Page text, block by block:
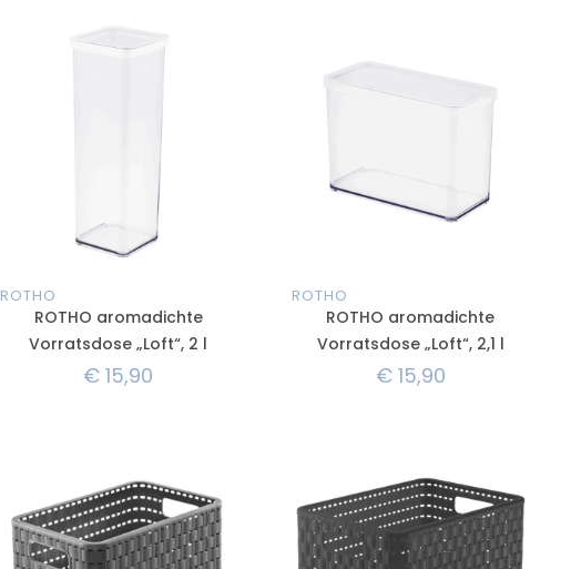
ROTHO
ROTHO aromadichte
Vorratsdose „Loft“, 2 l
€ 15,90
ROTHO
ROTHO aromadichte
Vorratsdose „Loft“, 2,1 l
€15,90